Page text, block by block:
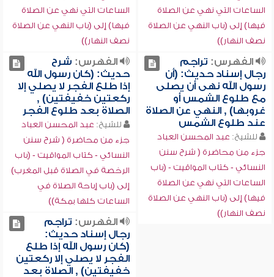
الساعات التي نهي عن الصلاة
فيها) إلى (باب النهي عن الصلاة
نصف النهار))
الساعات التي نهي عن الصلاة
فيها) إلى (باب النهي عن الصلاة
نصف النهار))
الفهرس: تراجم
رجال إسناد حديث: (أن
رسول الله نهى أن يصلى
مع طلوع الشمس أو
غروبها) , النهي عن الصلاة
عند طلوع الشمس
للشيخ: عبد المحسن العباد
جزء من محاضرة ( شرح سنن
النسائي - كتاب المواقيت - (باب
الساعات التي نهي عن الصلاة
فيها) إلى (باب النهي عن الصلاة
نصف النهار))
الفهرس: شرح
حديث: (كان رسول الله
إذا طلع الفجر لا يصلي إلا
ركعتين خفيفتين) ,
الصلاة بعد طلوع الفجر
للشيخ: عبد المحسن العباد
جزء من محاضرة ( شرح سنن
النسائي - كتاب المواقيت - (باب
الرخصة في الصلاة قبل المغرب)
إلى (باب إباحة الصلاة في
الساعات كلها بمكة))
الفهرس: تراجم
رجال إسناد حديث:
(كان رسول الله إذا طلع
الفجر لا يصلي إلا ركعتين
خفيفتين) , الصلاة بعد